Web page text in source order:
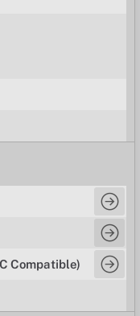
Compatible)